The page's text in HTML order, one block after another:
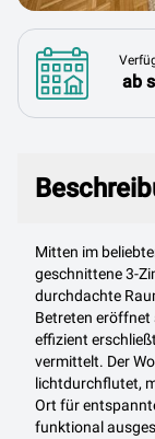
ab
Mitten im
geschnittene 3-
durchdachte
Betreten eröffnet
effizient
vermittelt. Der
lichtdurchflutet,
Ort für
funktional